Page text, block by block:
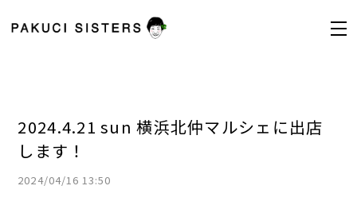
2024.4.21 sun 横浜北仲マルシェに出店
します！
2024/04/16 13:50